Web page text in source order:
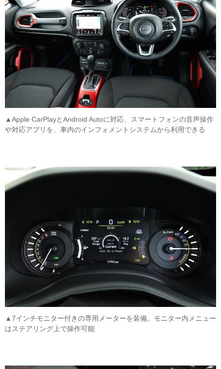
▲Apple CarPlayとAndroid Autoに対応、スマートフォンの音声操作
や対応アプリを、車内のインフォメントシステムから利用できる
▲7インチモニター付きの専用メーターを装備。モニター内メニュー
はステアリング上で操作可能